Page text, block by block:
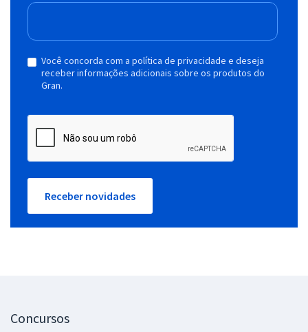
Você concorda com a política de privacidade e deseja
receber informações adicionais sobre os produtos do
Gran.
Receber novidades
Concursos